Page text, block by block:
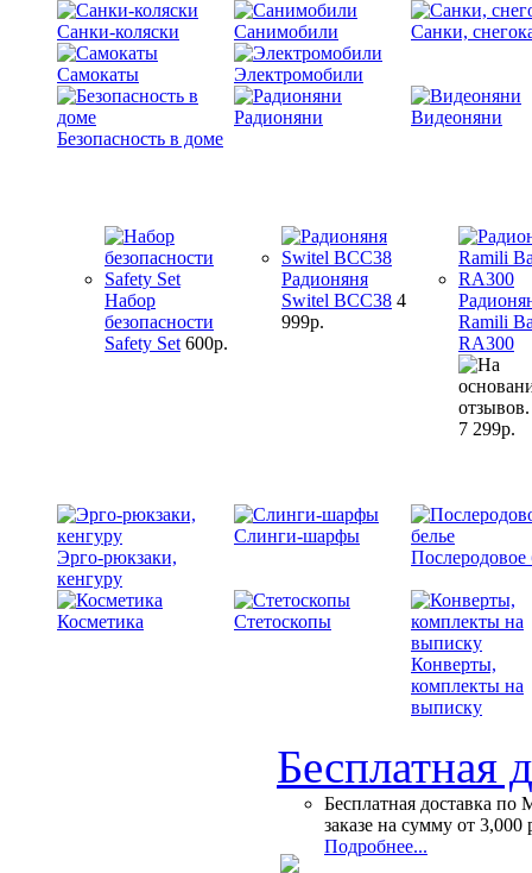
Санки-коляски Санимобили Санки,
Самокаты Электромобили
Безопасность в доме
Радионяни Видеоняни
Набор
безопасности
Safety Set 600р.
Радионяня
Switel BCC38 4
999р.
Ramili
RA300
7 299р.
Эрго-рюкзаки,
кенгуру
Слинги-шарфы
Послеродовое
Косметика Стетоскопы
Конверты,
комплекты на
выписку
Бесплатная
Бесплатная доставка по
заказе на сумму от 3,000
Подробнее...